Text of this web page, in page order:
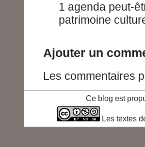
1 agenda peut-
patrimoine
Ajouter un
Les commentaires
Ce blog est
Les textes